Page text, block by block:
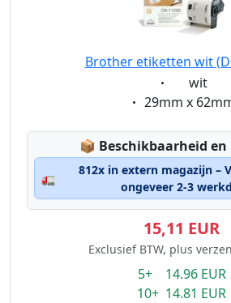
Brother etiketten wit
Eigenschaft:
wit
Eigenschaft:
29mm x
📦 Lagerstatus:
Beschikbaarheid
🚛
812x in extern magazijn –
ongeveer 2-3
15,11 EUR
Exclusief BTW, plus
5+ 14.96 EUR
10+ 14.81 EUR